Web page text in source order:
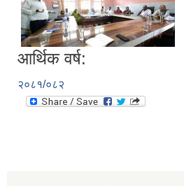
आर्थिक वर्ष:
२०८१/०८२